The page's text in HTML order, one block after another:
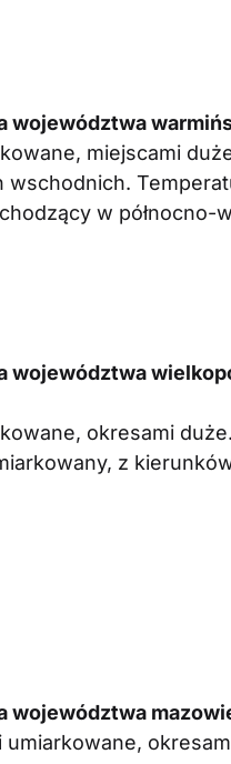
województwa
miejscami
wschodnich.
w północno-
województwa
okresami
z
województwa
umiarkowane,